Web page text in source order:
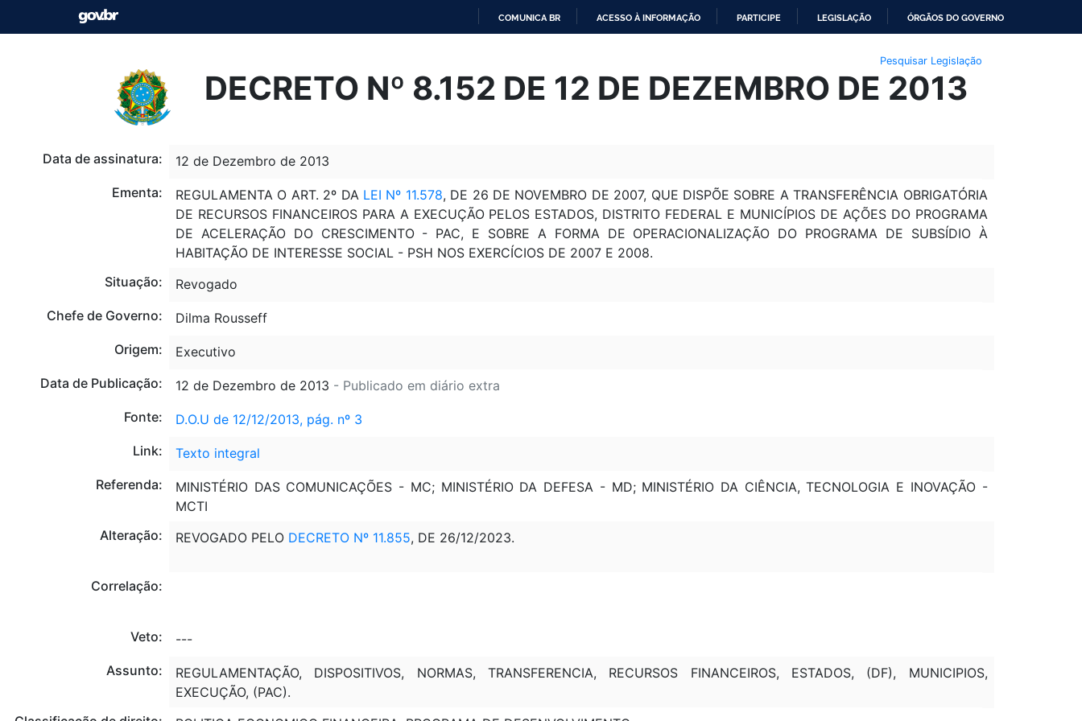
O
CONTEÚDO
COMUNICA BR ACESSO À INFORMAÇÃO PARTICIPE LEGISLAÇÃO ÓRGÃOS DO GOVERNO
Pesquisar Legislação
DECRETO Nº 8.152 DE 12 DE DEZEMBRO DE 2013
Data de assinatura:
12 de Dezembro de 2013
Ementa:
REGULAMENTA O ART. 2º DA LEI Nº 11.578, DE 26 DE NOVEMBRO DE 2007, QUE DISPÕE SOBRE A TRANSFERÊNCIA OBRIGATÓRIA
DE RECURSOS FINANCEIROS PARA A EXECUÇÃO PELOS ESTADOS, DISTRITO FEDERAL E MUNICÍPIOS DE AÇÕES DO PROGRAMA
DE ACELERAÇÃO DO CRESCIMENTO - PAC, E SOBRE A FORMA DE OPERACIONALIZAÇÃO DO PROGRAMA DE SUBSÍDIO À
HABITAÇÃO DE INTERESSE SOCIAL - PSH NOS EXERCÍCIOS DE 2007 E 2008.
Situação:
Revogado
Chefe de Governo:
Dilma Rousseff
Origem:
Executivo
Data de Publicação:
12 de Dezembro de 2013 - Publicado em diário extra
Fonte:
D.O.U de 12/12/2013, pág. nº 3
Link:
Texto integral
Referenda:
MINISTÉRIO DAS COMUNICAÇÕES - MC; MINISTÉRIO DA DEFESA - MD; MINISTÉRIO DA CIÊNCIA, TECNOLOGIA E INOVAÇÃO -
MCTI
Alteração:
REVOGADO PELO DECRETO Nº 11.855, DE 26/12/2023.
Correlação:
Veto:
---
Assunto:
REGULAMENTAÇÃO, DISPOSITIVOS, NORMAS, TRANSFERENCIA, RECURSOS FINANCEIROS, ESTADOS, (DF), MUNICIPIOS,
EXECUÇÃO, (PAC).